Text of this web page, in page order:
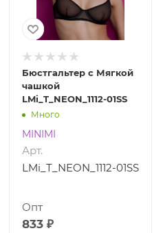
Бюстгальтер с Мягкой
чашкой
LMi_T_NEON_1112-01SS
Много
MINIMI
Арт.
LMi_T_NEON_1112-01SS
833 ₽
Опт